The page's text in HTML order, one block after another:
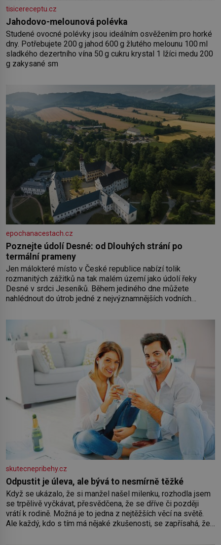
tisicereceptu.cz
Jahodovo-melounová polévka
Studené ovocné polévky jsou ideálním osvěžením pro horké
dny. Potřebujete 200 g jahod 600 g žlutého melounu 100 ml
sladkého dezertního vína 50 g cukru krystal 1 lžíci medu 200
g zakysané sm
epochanacestach.cz
Poznejte údolí Desné: od Dlouhých strání po
termální prameny
Jen málokteré místo v České republice nabízí tolik
rozmanitých zážitků na tak malém území jako údolí řeky
Desné v srdci Jeseníků. Během jediného dne můžete
nahlédnout do útrob jedné z nejvýznamnějších vodních
koloběžce a den zakončit poznáváním památek ve Velkých
skutecnepribehy.cz
Odpustit je úleva, ale bývá to nesmírně těžké
Když se ukázalo, že si manžel našel milenku, rozhodla jsem
se trpělivě vyčkávat, přesvědčena, že se dříve či později
vrátí k rodině. Možná je to jedna z nejtěžších věcí na světě.
Ale každý, kdo s tím má nějaké zkušenosti, se zapřísahá, že